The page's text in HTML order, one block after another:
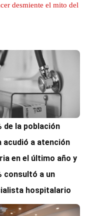
desmiente el mito del
de la población
acudió a atención
en el último año y
consultó a un
hospitalario